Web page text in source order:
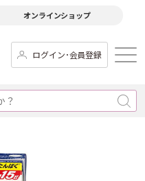
オンラインショップ
ログイン･会員登録